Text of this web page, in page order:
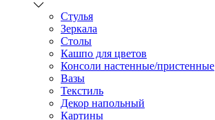
Стулья
Зеркала
Столы
Кашпо для цветов
Консоли настенные/пристенные
Вазы
Текстиль
Декор напольный
Картины